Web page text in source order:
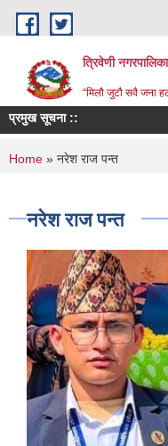
Skip to main content
त्रिवेणी नगरपालिका
“मिलौ जुटौ सवै जना
प्रमुख सूचना ::
You are here
Home » नरेश राज पन्त
नरेश राज पन्त